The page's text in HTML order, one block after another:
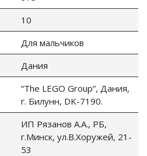
10
Для мальчиков
Дания
“The LEGO Group”, Дания,
г. Билунн, DK-7190.
ИП Рязанов А.А., РБ,
г.Минск, ул.В.Хоружей, 21-
53